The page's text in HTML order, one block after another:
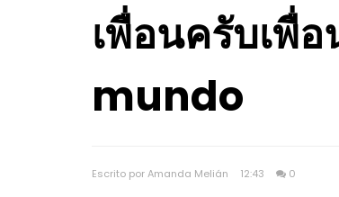
เพื่อนครับเพื่
mundo
Escrito por Amanda Melián 12:43 0